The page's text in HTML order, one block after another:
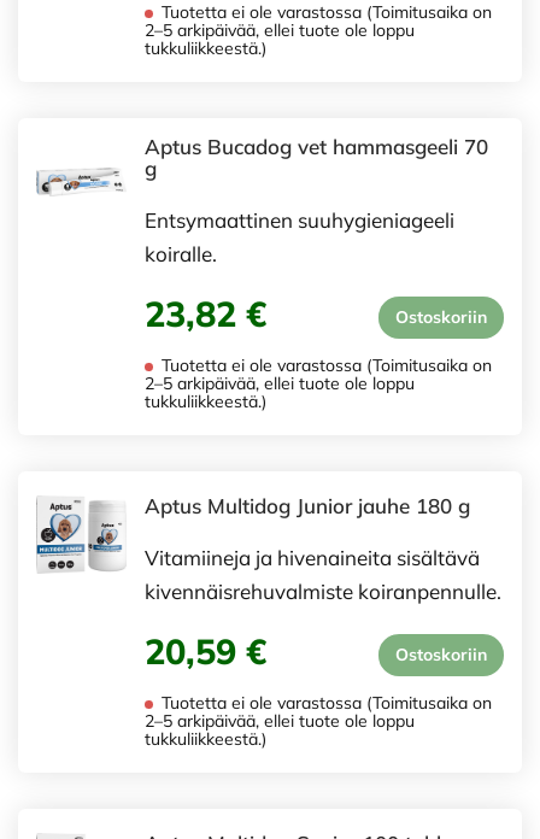
Tuotetta ei ole varastossa (Toimitusaika on
2–5 arkipäivää, ellei tuote ole loppu
tukkuliikkeestä.)
Aptus Bucadog vet hammasgeeli 70
g
Entsymaattinen suuhygieniageeli
koiralle.
23,82 € Ostoskoriin
Tuotetta ei ole varastossa (Toimitusaika on
2–5 arkipäivää, ellei tuote ole loppu
tukkuliikkeestä.)
Aptus Multidog Junior jauhe 180 g
Vitamiineja ja hivenaineita sisältävä
kivennäisrehuvalmiste koiranpennulle.
20,59 € Ostoskoriin
Tuotetta ei ole varastossa (Toimitusaika on
2–5 arkipäivää, ellei tuote ole loppu
tukkuliikkeestä.)